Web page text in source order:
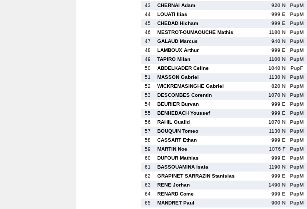
43
CHERNAI Adam 920 N PupM
44
LOUATI Ilias 999 E PupM
45
CHEDAD Hicham 999 E PupM
46
MESTROT-OUMAOUCHE Mathis 1180 N PupM
47
GALAUD Marcus 940 N PupM
48
LAMBOUX Arthur 999 E PupM
49
TAPIRO Milan 1100 N PupM
50
ABDELKADER Celine 1040 N PupF
51
MASSON Gabriel 1130 N PupM
52
WICKREMASINGHE Gabriel 820 N PupM
53
DESCOMBES Corentin 1070 N PupM
54
BEURIER Burvan 999 E PupM
55
BENHEDACH Youssef 999 E PupM
56
RAHIL Oualid 1070 N PupM
57
BOUQUIN Tomeo 1130 N PupM
58
CASSART Ethan 999 E PupM
59
MARTIN Noe 1076 F PupM
60
DUFOUR Mathias 999 E PupM
61
BASSOUAMINA Isaia 1190 N PupM
62
GRAPINET SARRAZIN Stanislas 999 E PupM
63
RENE Jorhan 1490 N PupM
64
RENARD Come 999 E PupM
65
MANDRET Paul 900 N PupM